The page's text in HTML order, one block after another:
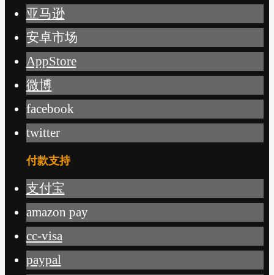
亚马逊
安卓市场
AppStore
微博
facebook
twitter
付款支持
支付宝
amazon pay
cc-visa
paypal